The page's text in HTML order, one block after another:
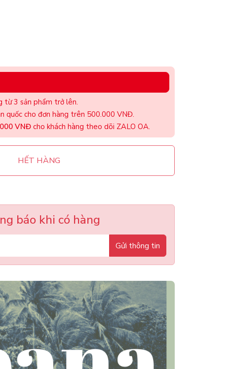
từ 3 sản phẩm trở lên.
quốc cho đơn hàng trên 500.000 VNĐ.
VNĐ cho khách hàng theo dõi ZALO OA.
HẾT HÀNG
báo khi có hàng
Gửi thông tin